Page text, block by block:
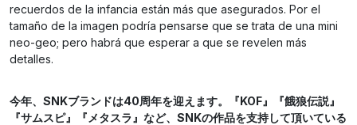
recuerdos de la infancia están más que asegurados. Por el
tamaño de la imagen podría pensarse que se trata de una mini
neo-geo; pero habrá que esperar a que se revelen más
detalles.
今年、SNKブランドは40周年を迎えます。『KOF』『餓狼伝説』
『サムスピ』『メタスラ』など、SNKの作品を支持して頂いている